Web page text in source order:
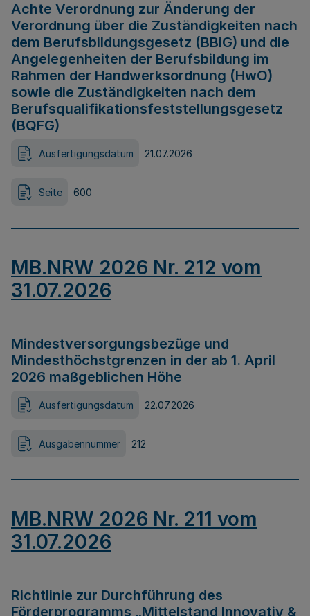
Achte Verordnung zur Änderung der
Verordnung über die Zuständigkeiten nach
dem Berufsbildungsgesetz (BBiG) und die
Angelegenheiten der Berufsbildung im
Rahmen der Handwerksordnung (HwO)
sowie die Zuständigkeiten nach dem
Berufsqualifikationsfeststellungsgesetz
(BQFG)
Ausfertigungsdatum 21.07.2026
Seite 600
MB.NRW 2026 Nr. 212 vom
31.07.2026
Mindestversorgungsbezüge und
Mindesthöchstgrenzen in der ab 1. April
2026 maßgeblichen Höhe
Ausfertigungsdatum 22.07.2026
Ausgabennummer 212
MB.NRW 2026 Nr. 211 vom
31.07.2026
Richtlinie zur Durchführung des
Förderprogramms „Mittelstand Innovativ &